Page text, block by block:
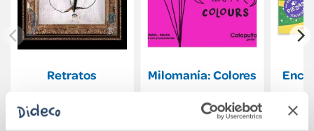
Retratos Milomanía: Colores